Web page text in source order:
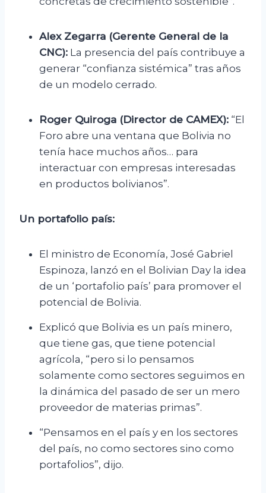
Alex Zegarra (Gerente General de la
CNC): La presencia del país contribuye a
generar “confianza sistémica” tras años
de un modelo cerrado.
Roger Quiroga (Director de CAMEX): “El
Foro abre una ventana que Bolivia no
tenía hace muchos años… para
interactuar con empresas interesadas
en productos bolivianos”.
Un portafolio país:
El ministro de Economía, José Gabriel
Espinoza, lanzó en el Bolivian Day la idea
de un ‘portafolio país’ para promover el
potencial de Bolivia.
Explicó que Bolivia es un país minero,
que tiene gas, que tiene potencial
agrícola, “pero si lo pensamos
solamente como sectores seguimos en
la dinámica del pasado de ser un mero
proveedor de materias primas”.
“Pensamos en el país y en los sectores
del país, no como sectores sino como
portafolios”, dijo.